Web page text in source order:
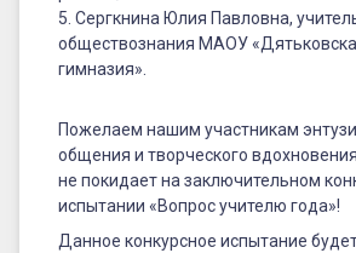
5. Сергкнина Юлия Павловна,
обществознания МАОУ
гимназия».
Пожелаем нашим участникам
общения и творческого
не покидает на заключительном
испытании «Вопрос учителю года»!
Данное конкурсное испытание